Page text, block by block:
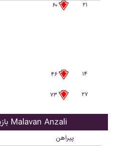
۶۰
۲۱
۴۶
۱۴
۷۳
۲۷
بازیکن تعویضی Malavan Anzali
پیراهن